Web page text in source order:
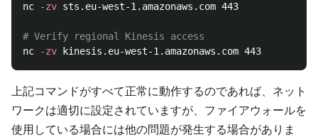
nc
-zv sts.eu-west-1.amazonaws.com 443
# Verify regional Kinesis access
nc
-zv
上記コマンドがすべて正常に動作するのであれば、ネット
ワークは適切に設定されていますが、ファイアウォールを
使用している場合には他の問題が発生する場合がありま